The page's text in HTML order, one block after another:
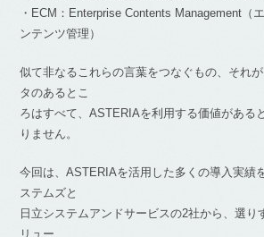
・ECM：Enterprise Contents Management（
ンテンツ管理）
似て非なるこれらの言葉をつなぐもの、それ
タのあるとこ
ろはすべて、ASTERIAを利用する価値がある
りません。
今回は、ASTERIAを活用した多くの導入実績
ステムズと
日立システムアンドサービスの2社から、選り
リュー